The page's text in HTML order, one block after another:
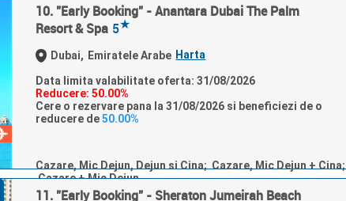
10. "Early Booking" - Anantara Dubai The Palm
Resort & Spa 5★
Dubai, Emiratele Arabe Harta
Data limita valabilitate oferta: 31/08/2026
Reducere: 50.00%
Cere o rezervare pana la 31/08/2026 si beneficiezi de o
reducere de50.00%
Cazare, Mic Dejun, Dejun si Cina; Cazare, Mic Dejun + Cina;
Cazare + Mic Dejun
11. "Early Booking" - Sheraton Jumeirah Beach